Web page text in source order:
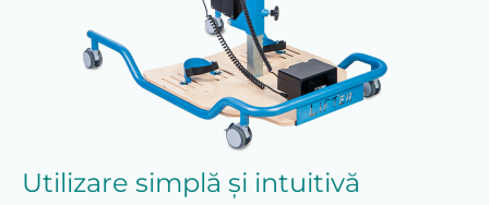
Utilizare simplă și intuitivă